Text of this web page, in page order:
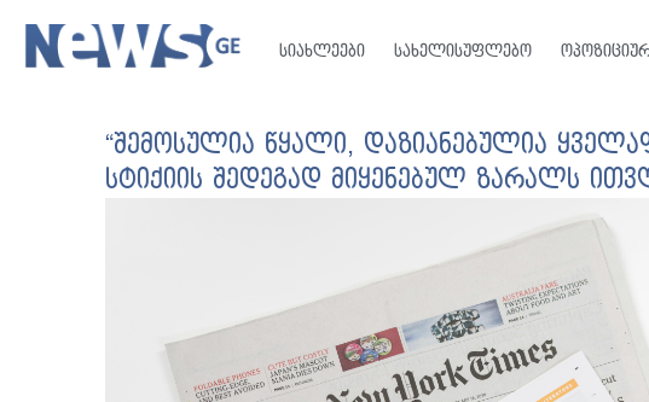
სიახლეები სახელისუფლებო
“შემოსულია წყალი, დაზიანებულია
სტიქიის შედეგად მიყენებულ ზარალს